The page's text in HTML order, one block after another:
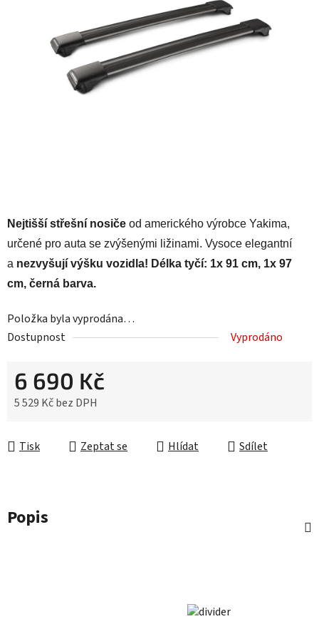
Nejtišší střešní nosiče od amerického výrobce Yakima,
určené pro auta se zvýšenými ližinami. Vysoce elegantní
a nezvyšují výšku vozidla! Délka tyčí: 1x 91 cm, 1x 97
cm, černá barva.
Položka byla vyprodána…
Dostupnost
Vyprodáno
6 690 Kč
5 529 Kč bez DPH
Tisk
Zeptat se Hlídat Sdílet
Popis